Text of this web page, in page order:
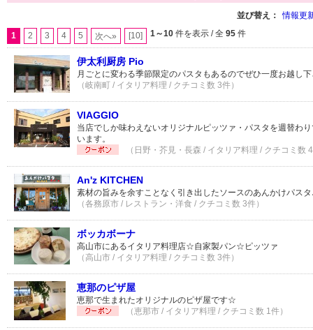
並び替え： 情報更
1 2 3 4 5 次へ» [10] 1～10 件を表示 / 全 95 件
伊太利厨房 Pio
月ごとに変わる季節限定のパスタもあるのでぜひ一度お越し
（岐南町 / イタリア料理 / クチコミ数 3件）
VIAGGIO
当店でしか味わえないオリジナルピッツァ・パスタを週替わ
います。
（日野・芥見・長森 / イタリア料理 / クチコミ数
An'z KITCHEN
素材の旨みを余すことなく引き出したソースのあんかけパスタ
（各務原市 / レストラン・洋食 / クチコミ数 3件）
ボッカボーナ
高山市にあるイタリア料理店☆自家製パン☆ピッツァ
（高山市 / イタリア料理 / クチコミ数 3件）
恵那のピザ屋
恵那で生まれたオリジナルのピザ屋です☆
（恵那市 / イタリア料理 / クチコミ数 1件）